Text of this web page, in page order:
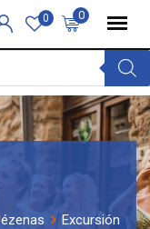
0
0
Excursión